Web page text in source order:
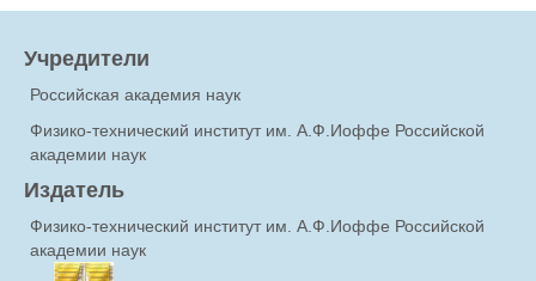
Учредители
Российская академия наук
Физико-технический институт им. А.Ф.Иоффе Российской
академии наук
Издатель
Физико-технический институт им. А.Ф.Иоффе Российской
академии наук